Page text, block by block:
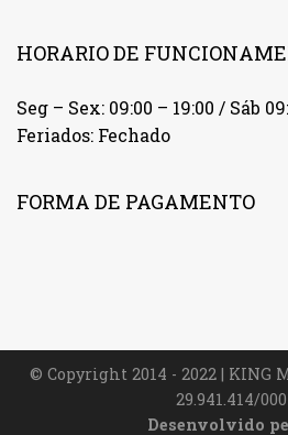
HORARIO DE
Seg – Sex: 09:00 – 19:00 / Sáb
Feriados: Fechado
FORMA DE PAGAMENTO
© Copyright 2014 - 2022 | KING
29.941.414/
Desenvolvido